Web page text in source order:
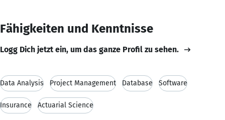
Fähigkeiten und Kenntnisse
Logg Dich jetzt ein, um das ganze Profil zu sehen.
Data Analysis Project Management Database Software
Insurance Actuarial Science